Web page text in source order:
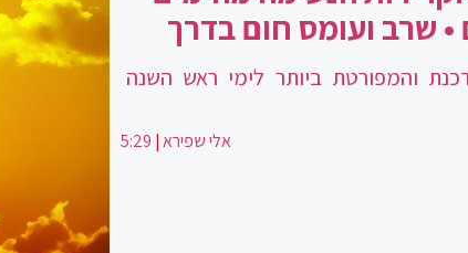
• שרב ועומס חום בדרך
והמפורטת ביותר לימי ראש השנה
אלי שפירא|
5:29